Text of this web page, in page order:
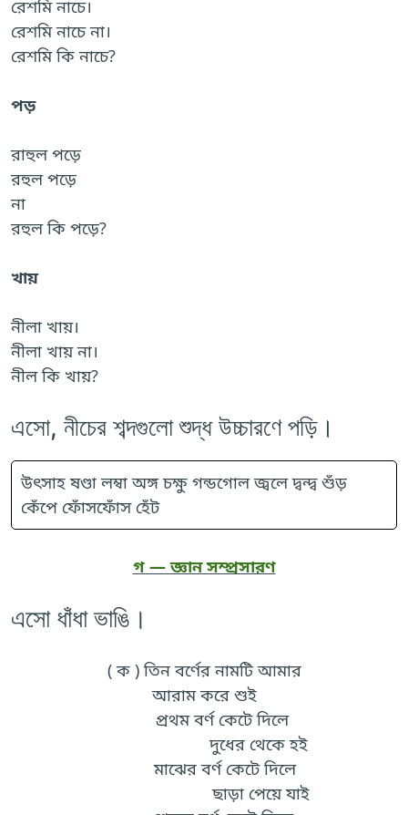
রেশমি নাচে।
রেশমি নাচে না।
রেশমি কি নাচে?
পড়
রাহুল পড়ে
রহুল পড়ে
না
রহুল কি পড়ে?
খায়
নীলা খায়।
নীলা খায় না।
নীল কি খায়?
এসো, নীচের শব্দগুলো শুদ্ধ উচ্চারণে পড়ি।
উৎসাহ ষণ্ডা লম্বা অঙ্গ চক্ষু গন্ডগোল জ্বলে দ্বন্দ্ব শুঁড়
কেঁপে ফোঁসফোঁস হেঁট
গ — জ্ঞান সম্প্রসারণ
এসো ধাঁধা ভাঙি।
( ক ) তিন বর্ণের নামটি আমার
আরাম করে শুই
প্রথম বর্ণ কেটে দিলে
দুধের থেকে হই
মাঝের বর্ণ কেটে দিলে
ছাড়া পেয়ে যাই